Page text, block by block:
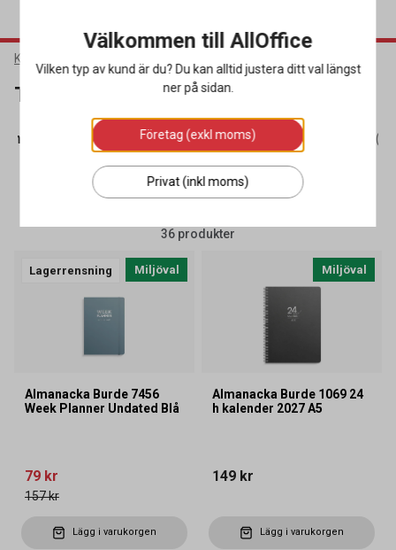
Kontorsmaterial
Temakalendrar
(31) Temakalendrar(36) Väggkalendrar
SORTERA FILTRERA
36 produkter
Lagerrensning Miljöval
Almanacka Burde 7456
Week Planner Undated Blå
79 kr
157 kr
Lägg i varukorgen
Miljöval
Almanacka Burde 1069 24
h kalender 2027 A5
149 kr
Lägg i varukorgen
Välkommen till AllOffice
Vilken typ av kund är du? Du kan alltid justera ditt val längst
ner på sidan.
Företag (exkl moms)
Privat (inkl moms)